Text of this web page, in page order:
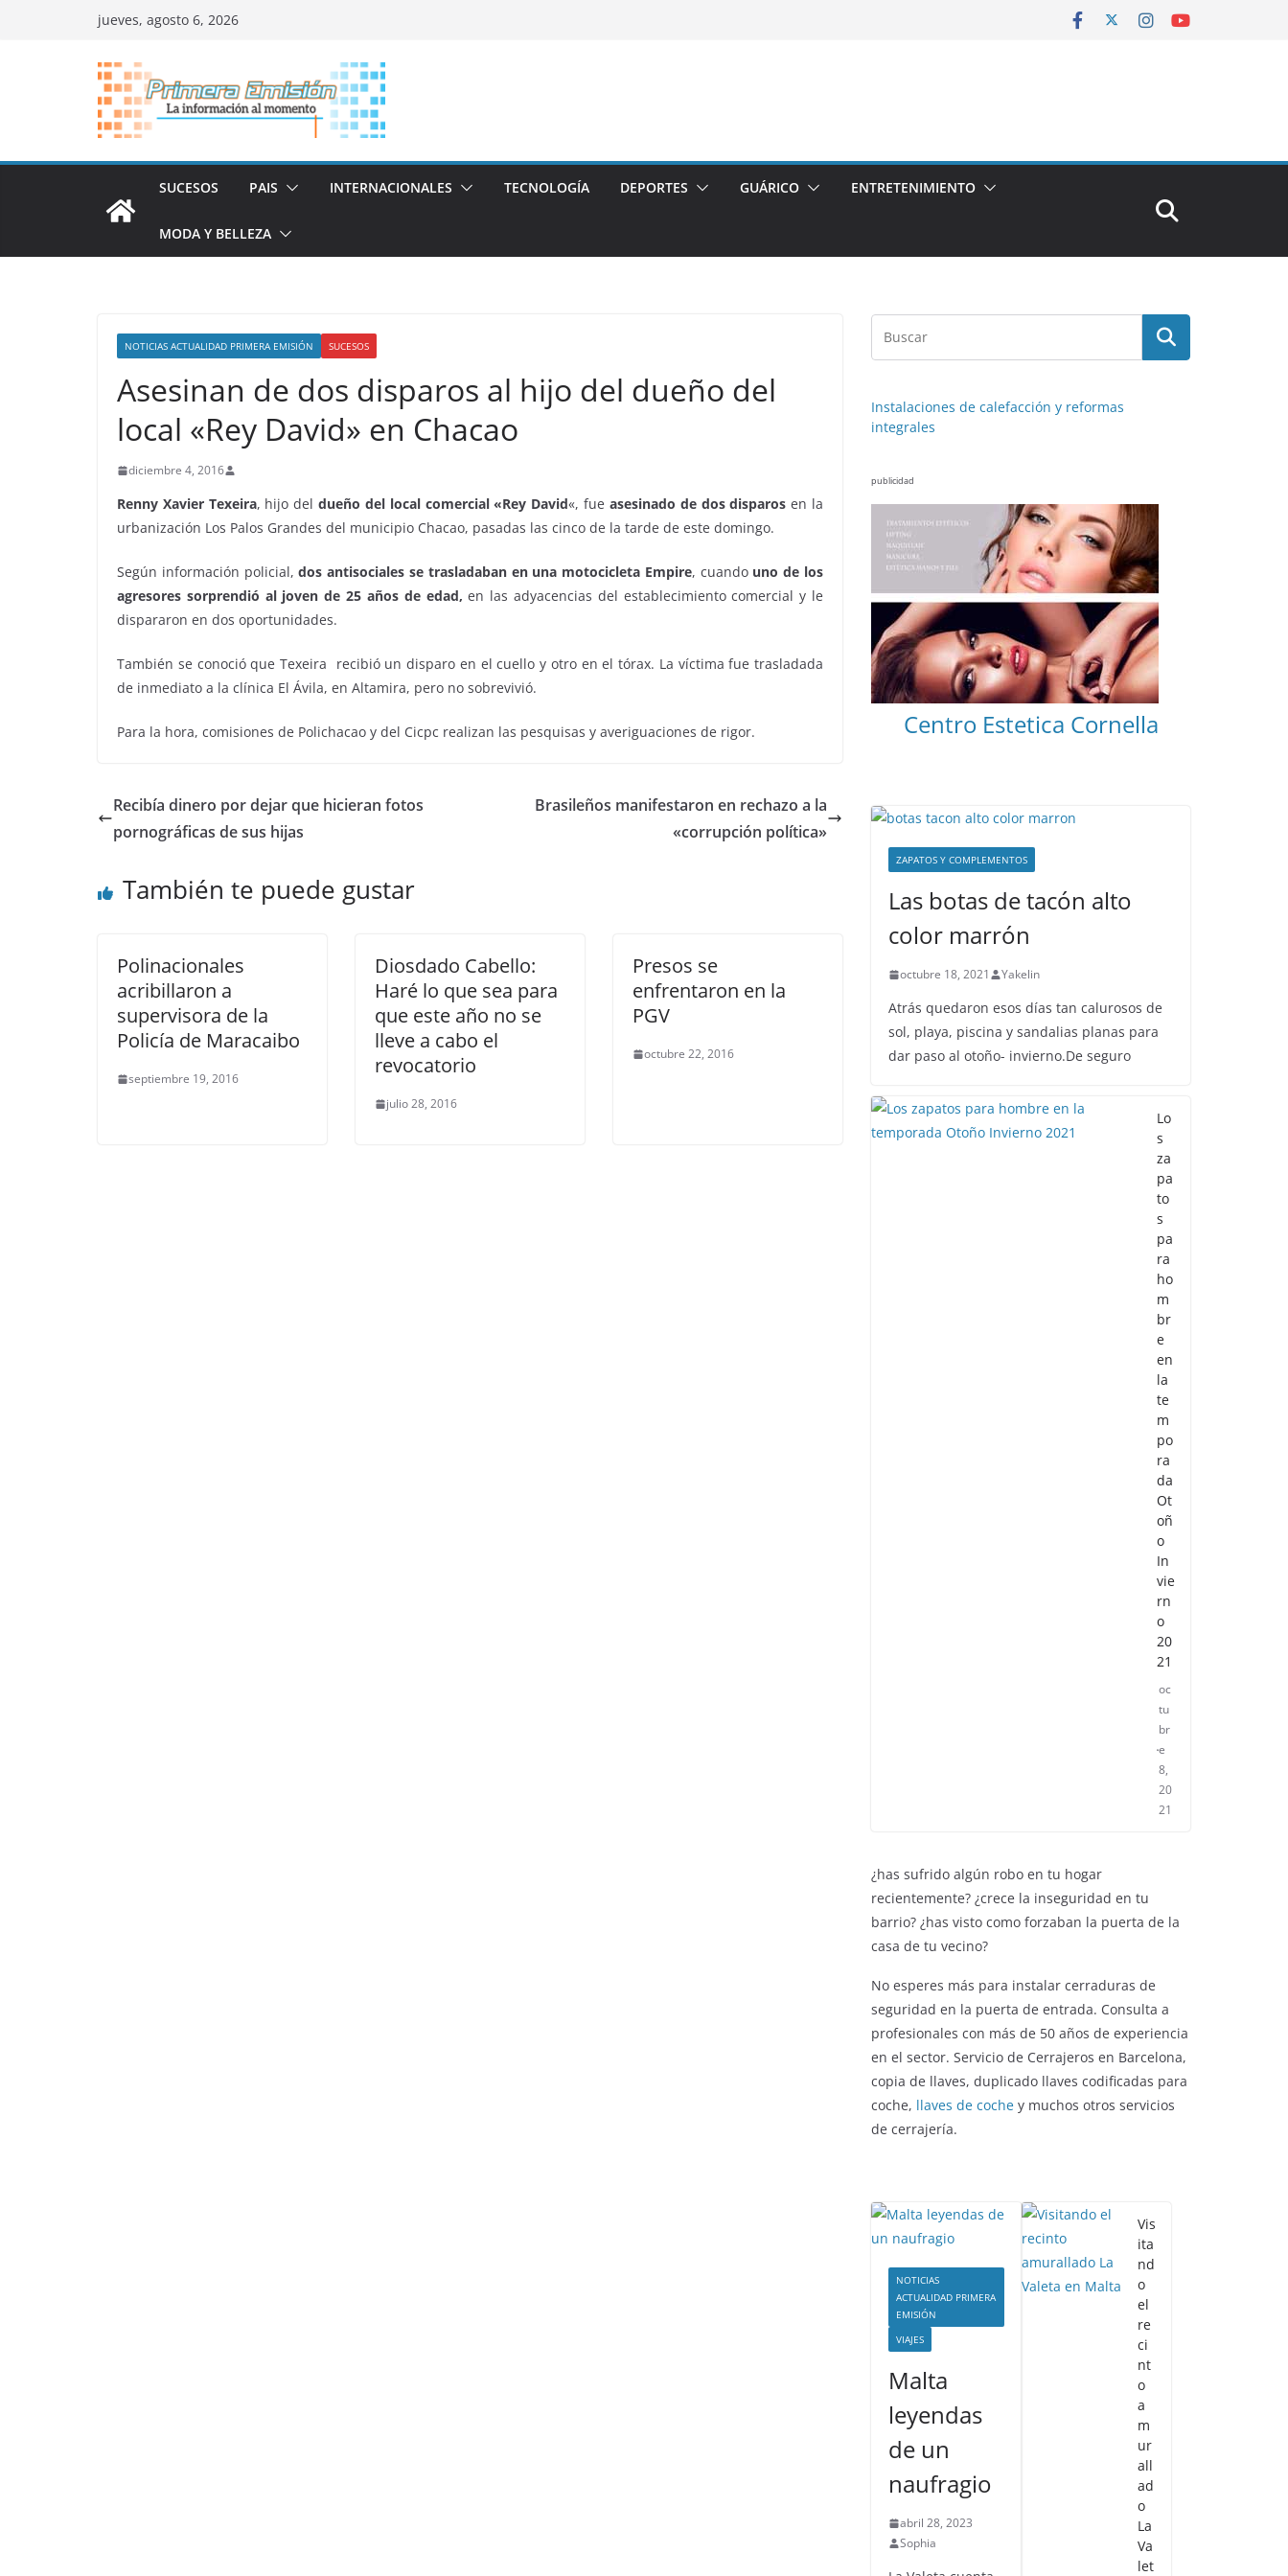
jueves, agosto 6, 2026
SUCESOS PAIS INTERNACIONALES TECNOLOGÍA DEPORTES GUÁRICO ENTRETENIMIENTO
MODA Y BELLEZA
NOTICIAS ACTUALIDAD PRIMERA EMISIÓN SUCESOS
Asesinan de dos disparos al hijo del dueño del
local «Rey David» en Chacao
diciembre 4, 2016
Renny Xavier Texeira, hijo del dueño del local comercial «Rey David«, fue asesinado de dos disparos en la
urbanización Los Palos Grandes del municipio Chacao, pasadas las cinco de la tarde de este domingo.
Según información policial,dos antisociales se trasladaban en una motocicleta Empire, cuandouno de los
agresores sorprendió al joven de 25 años de edad,en las adyacencias del establecimiento comercial y le
dispararon en dos oportunidades.
También se conoció que Texeira recibió un disparo en el cuello y otro en el tórax. La víctima fue trasladada
de inmediato a la clínica El Ávila, en Altamira, pero no sobrevivió.
Para la hora, comisiones de Polichacao y del Cicpc realizan las pesquisas y averiguaciones de rigor.
Recibía dinero por dejar que hicieran fotos
pornográficas de sus hijas
Brasileños manifestaron en rechazo a la
«corrupción política»
También te puede gustar
Polinacionales
acribillaron a
supervisora de la
Policía de Maracaibo
septiembre 19, 2016
Diosdado Cabello:
Haré lo que sea para
que este año no se
lleve a cabo el
revocatorio
julio 28, 2016
Presos se
enfrentaron en la
PGV
octubre 22, 2016
Instalaciones de calefacción y reformas
integrales
publicidad
Centro Estetica Cornella
ZAPATOS Y COMPLEMENTOS
Las botas de tacón alto
color marrón
octubre 18, 2021 Yakelin
Atrás quedaron esos días tan calurosos de
sol, playa, piscina y sandalias planas para
dar paso al otoño- invierno.De seguro
Lo
s
za
pa
to
s
pa
ra
ho
m
br
e
en
la
te
m
po
ra
da
Ot
oñ
o
In
vie
rn
o
20
21
oc
tu
br
e
8,
20
21
¿has sufrido algún robo en tu hogar
recientemente? ¿crece la inseguridad en tu
barrio? ¿has visto como forzaban la puerta de la
casa de tu vecino?
No esperes más para instalar cerraduras de
seguridad en la puerta de entrada. Consulta a
profesionales con más de 50 años de experiencia
en el sector. Servicio de Cerrajeros en Barcelona,
copia de llaves, duplicado llaves codificadas para
coche, llaves de coche y muchos otros servicios
de cerrajería.
NOTICIAS
ACTUALIDAD PRIMERA
EMISIÓN
VIAJES
Malta
leyendas
de un
naufragio
abril 28, 2023
Sophia
Vis
ita
nd
o
el
re
ci
nt
o
a
m
ur
all
ad
o
La
Va
let